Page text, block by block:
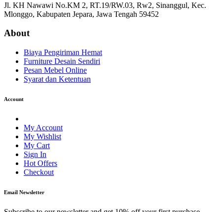
Jl. KH Nawawi No.KM 2, RT.19/RW.03, Rw2, Sinanggul, Kec.
Mlonggo, Kabupaten Jepara, Jawa Tengah 59452
About
Biaya Pengiriman Hemat
Furniture Desain Sendiri
Pesan Mebel Online
Syarat dan Ketentuan
Account
My Account
My Wishlist
My Cart
Sign In
Hot Offers
Checkout
Email Newsletter